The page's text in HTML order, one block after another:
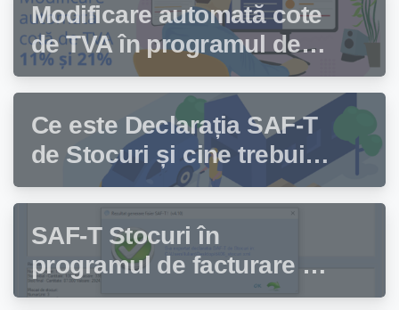
Modificare automată cote
de TVA în programul de
facturare Facturis
Ce este Declarația SAF-T
de Stocuri și cine trebuie
să depună această
declarație?
SAF-T Stocuri în
programul de facturare și
gestiune stocuri Facturis